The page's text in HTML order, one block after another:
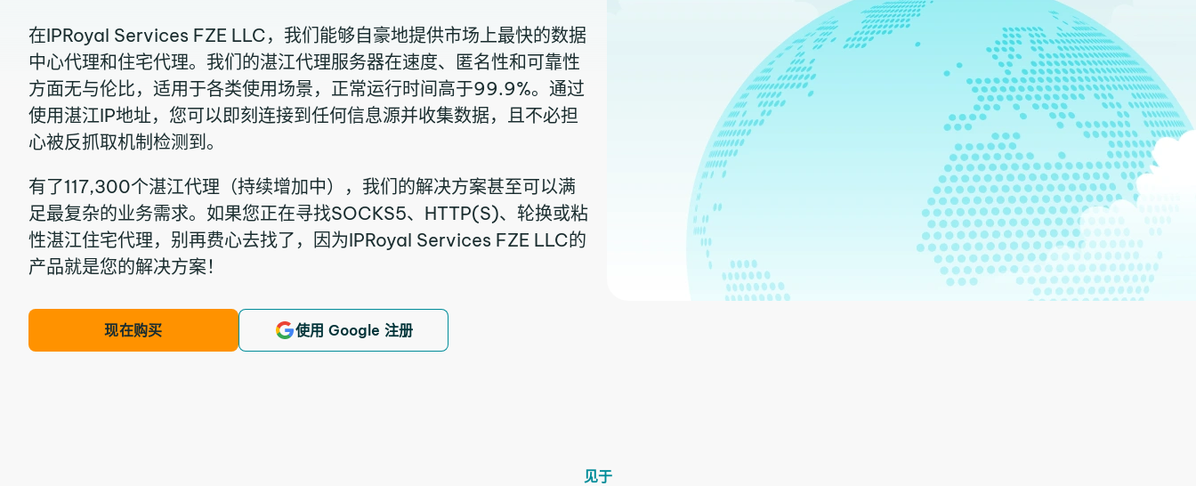
在IPRoyal Services FZE LLC，我们能够自豪地提供市场上最快的数据
中心代理和住宅代理。我们的湛江代理服务器在速度、匿名性和可靠性
方面无与伦比，适用于各类使用场景，正常运行时间高于99.9%。通过
使用湛江IP地址，您可以即刻连接到任何信息源并收集数据，且不必担
心被反抓取机制检测到。
有了117,300个湛江代理（持续增加中），我们的解决方案甚至可以满
足最复杂的业务需求。如果您正在寻找SOCKS5、HTTP(S)、轮换或粘
性湛江住宅代理，别再费心去找了，因为IPRoyal Services FZE LLC的
产品就是您的解决方案！
现在购买 使用 Google 注册
见于